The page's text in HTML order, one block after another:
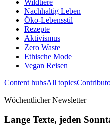
Wildtiere
Nachhaltig Leben
Öko-Lebensstil
Rezepte
Aktivismus
Zero Waste
Ethische Mode
Vegan Reisen
Content hubsAll topics
Wöchentlicher Newsletter
Lange Texte, jeden